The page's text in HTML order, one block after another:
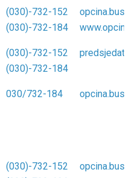
Kontakt E-mail/Web
(030)-732-152
(030)-732-184
(030)-732-152
(030)-732-184
030/732-184
(030)-732-152